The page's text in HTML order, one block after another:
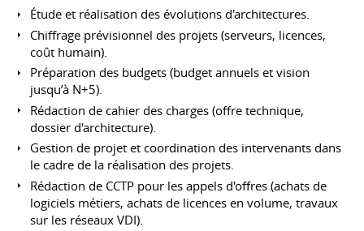
Étude et réalisation des évolutions d'architectures.
Chiffrage prévisionnel des projets (serveurs, licences,
coût humain).
Préparation des budgets (budget annuels et vision
jusqu’à N+5).
Rédaction de cahier des charges (offre technique,
dossier d'architecture).
Gestion de projet et coordination des intervenants dans
le cadre de la réalisation des projets.
Rédaction de CCTP pour les appels d'offres (achats de
logiciels métiers, achats de licences en volume, travaux
sur les réseaux VDI).